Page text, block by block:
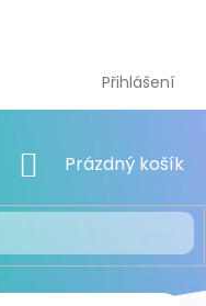
Přihlášení
NÁKUPNÍ KOŠÍK
Prázdný košík